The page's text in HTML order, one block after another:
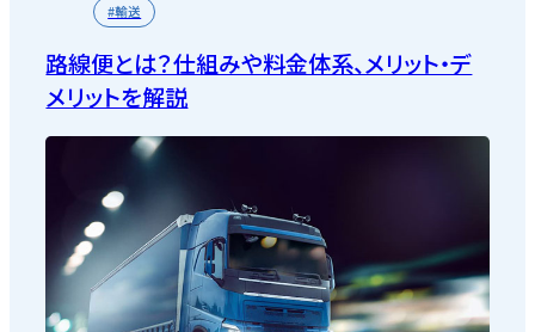
#輸送
路線便とは？仕組みや料金体系、メリット・デ
メリットを解説